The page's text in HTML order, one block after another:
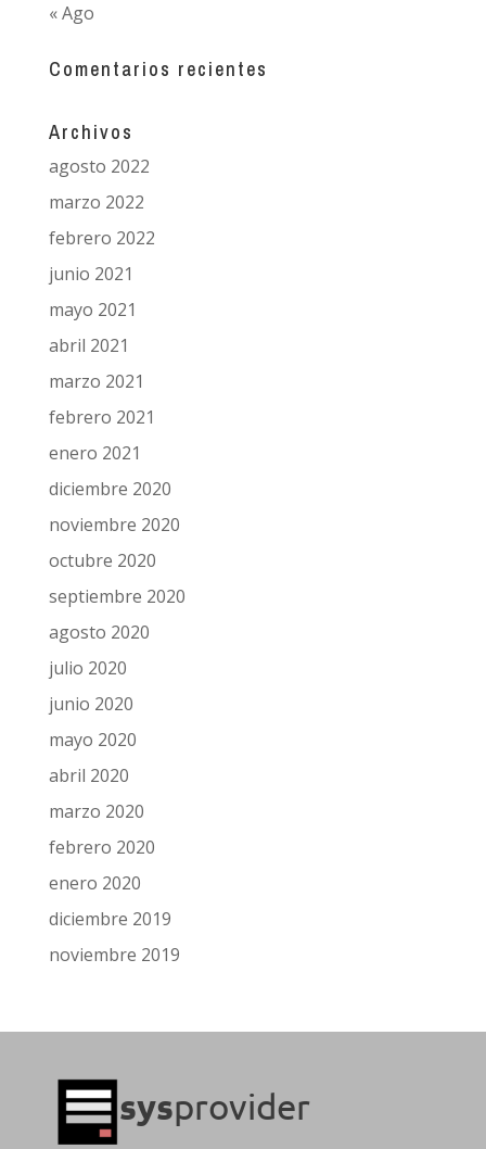
« Ago
Comentarios recientes
Archivos
agosto 2022
marzo 2022
febrero 2022
junio 2021
mayo 2021
abril 2021
marzo 2021
febrero 2021
enero 2021
diciembre 2020
noviembre 2020
octubre 2020
septiembre 2020
agosto 2020
julio 2020
junio 2020
mayo 2020
abril 2020
marzo 2020
febrero 2020
enero 2020
diciembre 2019
noviembre 2019